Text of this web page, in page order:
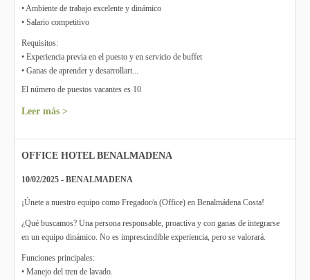
• Ambiente de trabajo excelente y dinámico
• Salario competitivo
Requisitos:
• Experiencia previa en el puesto y en servicio de buffet
• Ganas de aprender y desarrollart...
El número de puestos vacantes es 10
Leer más >
OFFICE HOTEL BENALMADENA
10/02/2025 - BENALMADENA
¡Únete a nuestro equipo como Fregador/a (Office) en Benalmádena Costa!
¿Qué buscamos? Una persona responsable, proactiva y con ganas de integrarse
en un equipo dinámico. No es imprescindible experiencia, pero se valorará.
Funciones principales:
• Manejo del tren de lavado.